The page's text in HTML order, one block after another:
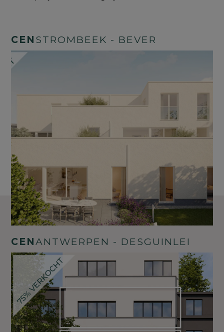
CEN STROMBEEK - BEVER
Unieke en energiezuinige
appartementen in gegeerde buurt
Marcel biedt energiezuinige appartementen
met eigen parkeerplaats en buitenruimte in een
rustige straat vlak bij het centrum van
Strombeek-Bever. Geniet van stedelijk gemak
CENANTWERPEN - DESGUINLEI